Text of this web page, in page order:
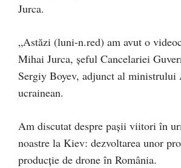
Jurca.
„Astăzi (luni-n.red) am avut o
Mihai Jurca, șeful Cancelariei
Sergiy Boyev, adjunct al ministrului
ucrainean.
Am discutat despre pașii viitori în
noastre la Kiev: dezvoltarea unor
producție de drone în România.